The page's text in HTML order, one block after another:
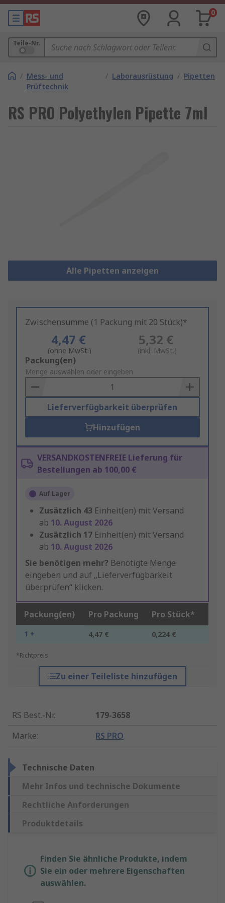
0
Teile-Nr.
/ Mess- und
Prüftechnik
/ Laborausrüstung / Pipetten
RS PRO Polyethylen Pipette 7ml
Alle Pipetten anzeigen
Zwischensumme (1 Packung mit 20 Stück)*
4,47 €
(ohne MwSt.)
5,32 €
(inkl. MwSt.)
Add
to
Basket
Packung(en)
Menge auswählen oder eingeben
Lieferverfügbarkeit überprüfen
Hinzufügen
VERSANDKOSTENFREIE Lieferung für
Bestellungen ab 100,00 €
Auf Lager
Zusätzlich 43 Einheit(en) mit Versand
ab 10. August 2026
Zusätzlich 17 Einheit(en) mit Versand
ab 10. August 2026
Sie benötigen mehr? Benötigte Menge
eingeben und auf „Lieferverfügbarkeit
überprüfen“ klicken.
Packung(en) Pro Packung Pro Stück*
1 + 4,47 € 0,224 €
*Richtpreis
Zu einer Teileliste hinzufügen
RS Best.-Nr.:
179-3658
Marke: RS PRO
Technische Daten
Mehr Infos und technische Dokumente
Rechtliche Anforderungen
Produktdetails
Finden Sie ähnliche Produkte, indem
Sie ein oder mehrere Eigenschaften
auswählen.